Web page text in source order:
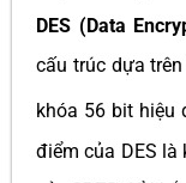
DES (Data
cấu trúc dựa
khóa 56 bit hiệu
điểm của DES